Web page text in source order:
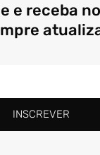
e receba
INSCREVER